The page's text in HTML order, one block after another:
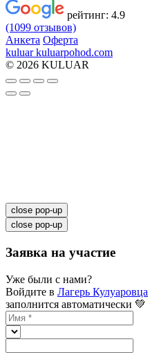
рейтинг: 4.9
(1099 отзывов)
Анкета Оферта
kuluar kuluarpohod.com
© 2026 KULUAR
close pop-up
close pop-up
Заявка на участие
Уже были с нами?
Войдите в Лагерь Кулуаровца
заполнится автоматически 💚